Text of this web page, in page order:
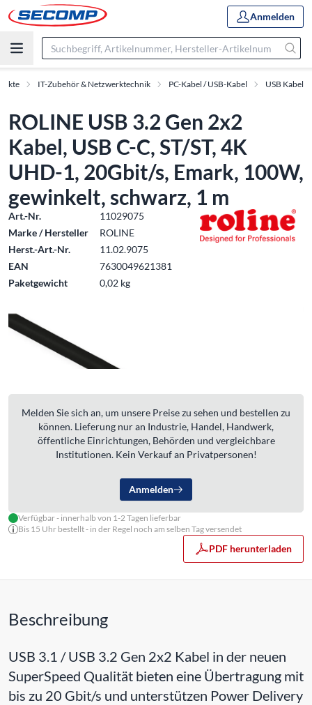
Anmelden
IT-Zubehör & Netzwerktechnik PC-Kabel / USB-Kabel USB Kabel
ROLINE USB 3.2 Gen 2x2
Kabel, USB C-C, ST/ST, 4K
UHD-1, 20Gbit/s, Emark, 100W,
gewinkelt, schwarz, 1 m
Art.-Nr.
11029075
Marke / Hersteller
ROLINE
Herst.-Art.-Nr.
11.02.9075
EAN
7630049621381
Paketgewicht
0,02 kg
Melden Sie sich an, um unsere Preise zu sehen und bestellen zu
können. Lieferung nur an Industrie, Handel, Handwerk,
öffentliche Einrichtungen, Behörden und vergleichbare
Institutionen. Kein Verkauf an Privatpersonen!
Anmelden
Verfügbar - innerhalb von 1-2 Tagen lieferbar
Bis 15 Uhr bestellt - in der Regel noch am selben Tag versendet
PDF herunterladen
Beschreibung
USB 3.1 / USB 3.2 Gen 2x2 Kabel in der neuen
SuperSpeed Qualität bieten eine Übertragung mit
bis zu 20 Gbit/s und unterstützen Power Delivery